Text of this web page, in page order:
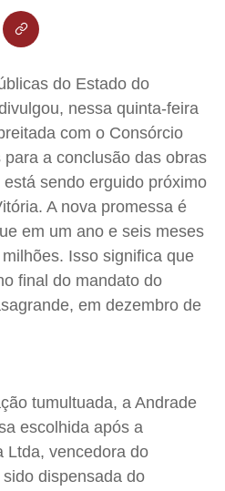
do Estado do
nessa quinta-feira
com o Consórcio
a conclusão das obras
sendo erguido próximo
A nova promessa é
em um ano e seis meses
Isso significa que
final do mandato do
em dezembro de
tumultuada, a Andrade
escolhida após a
Ltda, vencedora do
dispensada do